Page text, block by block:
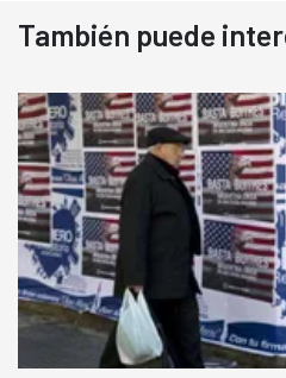
También puede